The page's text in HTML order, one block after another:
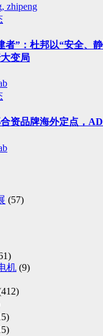
zhipeng
者”：杜邦以“安全、
变局
资品牌海外定点，
(57)
机 (9)